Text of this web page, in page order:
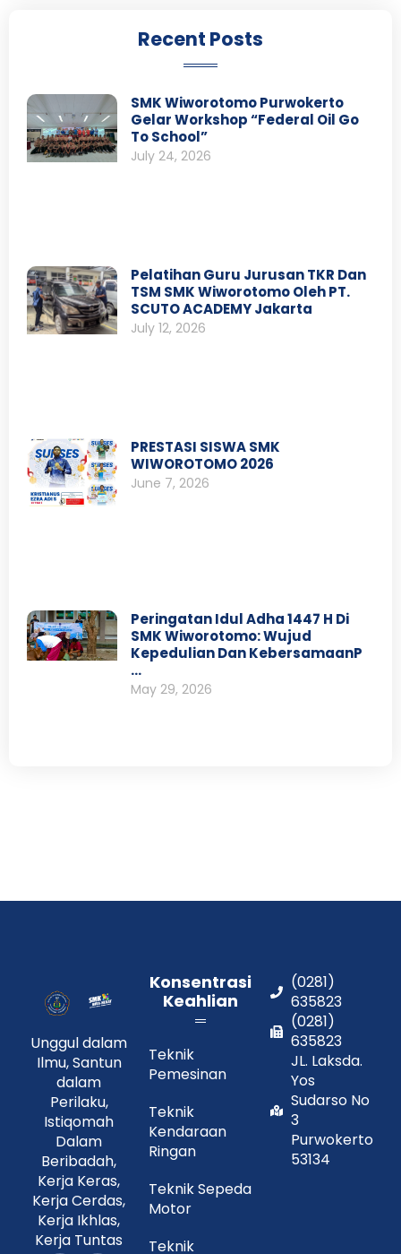
Recent Posts
SMK Wiworotomo Purwokerto
Gelar Workshop “Federal Oil Go
To School”
July 24, 2026
Pelatihan Guru Jurusan TKR Dan
TSM SMK Wiworotomo Oleh PT.
SCUTO ACADEMY Jakarta
July 12, 2026
PRESTASI SISWA SMK
WIWOROTOMO 2026
June 7, 2026
Peringatan Idul Adha 1447 H Di
SMK Wiworotomo: Wujud
Kepedulian Dan KebersamaanP
…
May 29, 2026
Unggul dalam
Ilmu, Santun
dalam
Perilaku,
Istiqomah
Dalam
Beribadah,
Kerja Keras,
Kerja Cerdas,
Kerja Ikhlas,
Kerja Tuntas
Konsentrasi
Keahlian
Teknik
Pemesinan
Teknik
Kendaraan
Ringan
Teknik Sepeda
Motor
Teknik
(0281)
635823
(0281)
635823
JL. Laksda.
Yos
Sudarso No
3
Purwokerto
53134